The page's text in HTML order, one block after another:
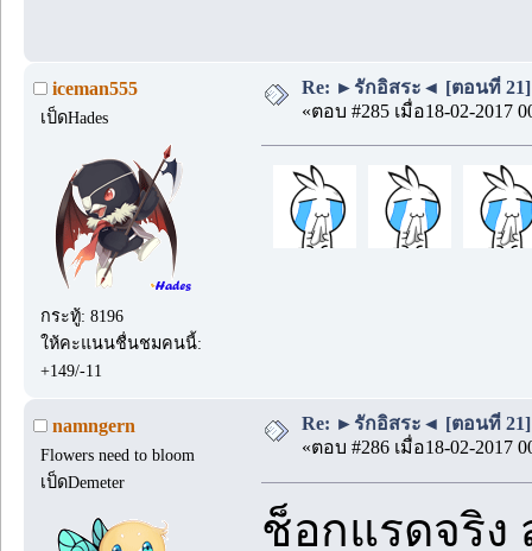
iceman555
เป็ดHades
กระทู้: 8196
ให้คะแนนชื่นชมคนนี้:
+149/-11
Re: ►รักอิสระ◄ [ตอนที่ 21]
«ตอบ #285 เมื่อ18-02-2017
namngern
Flowers need to bloom
เป็ดDemeter
Re: ►รักอิสระ◄ [ตอนที่ 21]
«ตอบ #286 เมื่อ18-02-2017
ช็อกแรดจริง